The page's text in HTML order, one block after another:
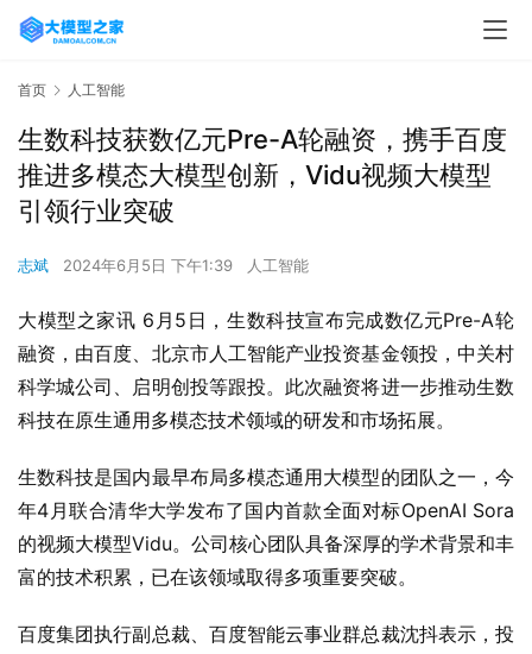
首页 人工智能
生数科技获数亿元Pre-A轮融资，携手百度
推进多模态大模型创新，Vidu视频大模型
引领行业突破
志斌 2024年6月5日 下午1:39 人工智能
大模型之家讯 6月5日，生数科技宣布完成数亿元Pre-A轮
融资，由百度、北京市人工智能产业投资基金领投，中关村
科学城公司、启明创投等跟投。此次融资将进一步推动生数
科技在原生通用多模态技术领域的研发和市场拓展。
生数科技是国内最早布局多模态通用大模型的团队之一，今
年4月联合清华大学发布了国内首款全面对标OpenAI Sora
的视频大模型Vidu。公司核心团队具备深厚的学术背景和丰
富的技术积累，已在该领域取得多项重要突破。
百度集团执行副总裁、百度智能云事业群总裁沈抖表示，投